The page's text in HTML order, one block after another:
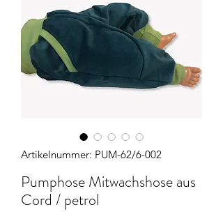
Artikelnummer: PUM-62/6-002
Pumphose Mitwachshose aus
Cord / petrol